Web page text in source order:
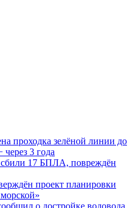
проходка зелёной линии до
3 года
17 БПЛА, повреждён
проект планировки
о достройке водовода